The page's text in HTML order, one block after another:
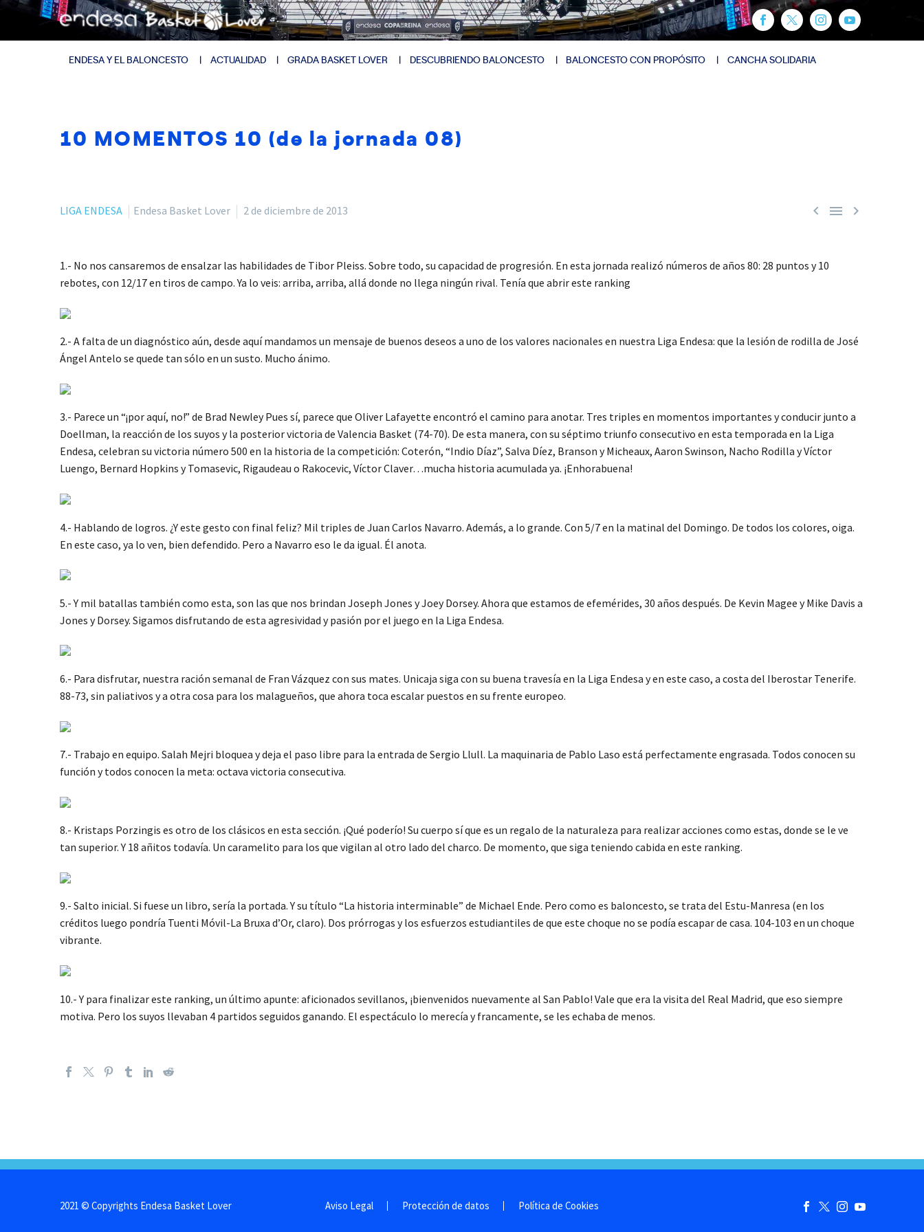
ENDESA Y EL BALONCESTO ACTUALIDAD GRADA BASKET LOVER DESCUBRIENDO BALONCESTO BALONCESTO CON PROPÓSITO CANCHA SOLIDARIA
10 MOMENTOS 10 (de la jornada 08)
  
LIGA ENDESA Endesa Basket Lover 2 de diciembre de 2013
1.- No nos cansaremos de ensalzar las habilidades de Tibor Pleiss. Sobre todo, su capacidad de progresión. En esta jornada realizó números de años 80: 28 puntos y 10
rebotes, con 12/17 en tiros de campo. Ya lo veis: arriba, arriba, allá donde no llega ningún rival. Tenía que abrir este ranking
2.- A falta de un diagnóstico aún, desde aquí mandamos un mensaje de buenos deseos a uno de los valores nacionales en nuestra Liga Endesa: que la lesión de rodilla de José
Ángel Antelo se quede tan sólo en un susto. Mucho ánimo.
3.- Parece un “¡por aquí, no!” de Brad Newley Pues sí, parece que Oliver Lafayette encontró el camino para anotar. Tres triples en momentos importantes y conducir junto a
Doellman, la reacción de los suyos y la posterior victoria de Valencia Basket (74-70). De esta manera, con su séptimo triunfo consecutivo en esta temporada en la Liga
Endesa, celebran su victoria número 500 en la historia de la competición: Coterón, “Indio Díaz”, Salva Díez, Branson y Micheaux, Aaron Swinson, Nacho Rodilla y Víctor
Luengo, Bernard Hopkins y Tomasevic, Rigaudeau o Rakocevic, Víctor Claver…mucha historia acumulada ya. ¡Enhorabuena!
4.- Hablando de logros. ¿Y este gesto con final feliz? Mil triples de Juan Carlos Navarro. Además, a lo grande. Con 5/7 en la matinal del Domingo. De todos los colores, oiga.
En este caso, ya lo ven, bien defendido. Pero a Navarro eso le da igual. Él anota.
5.- Y mil batallas también como esta, son las que nos brindan Joseph Jones y Joey Dorsey. Ahora que estamos de efemérides, 30 años después. De Kevin Magee y Mike Davis a
Jones y Dorsey. Sigamos disfrutando de esta agresividad y pasión por el juego en la Liga Endesa.
6.- Para disfrutar, nuestra ración semanal de Fran Vázquez con sus mates. Unicaja siga con su buena travesía en la Liga Endesa y en este caso, a costa del Iberostar Tenerife.
88-73, sin paliativos y a otra cosa para los malagueños, que ahora toca escalar puestos en su frente europeo.
7.- Trabajo en equipo. Salah Mejri bloquea y deja el paso libre para la entrada de Sergio Llull. La maquinaria de Pablo Laso está perfectamente engrasada. Todos conocen su
función y todos conocen la meta: octava victoria consecutiva.
8.- Kristaps Porzingis es otro de los clásicos en esta sección. ¡Qué poderío! Su cuerpo sí que es un regalo de la naturaleza para realizar acciones como estas, donde se le ve
tan superior. Y 18 añitos todavía. Un caramelito para los que vigilan al otro lado del charco. De momento, que siga teniendo cabida en este ranking.
9.- Salto inicial. Si fuese un libro, sería la portada. Y su título “La historia interminable” de Michael Ende. Pero como es baloncesto, se trata del Estu-Manresa (en los
créditos luego pondría Tuenti Móvil-La Bruxa d’Or, claro). Dos prórrogas y los esfuerzos estudiantiles de que este choque no se podía escapar de casa. 104-103 en un choque
vibrante.
10.- Y para finalizar este ranking, un último apunte: aficionados sevillanos, ¡bienvenidos nuevamente al San Pablo! Vale que era la visita del Real Madrid, que eso siempre
motiva. Pero los suyos llevaban 4 partidos seguidos ganando. El espectáculo lo merecía y francamente, se les echaba de menos.
Aviso Legal Protección de datos Política de Cookies
2021 © Copyrights Endesa Basket Lover